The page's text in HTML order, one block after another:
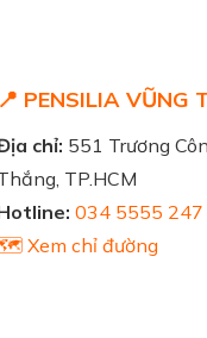
📍 PENSILIA VŨNG
chỉ: 551 Trương
TP.HCM
034 5555 247
Xem chỉ đường